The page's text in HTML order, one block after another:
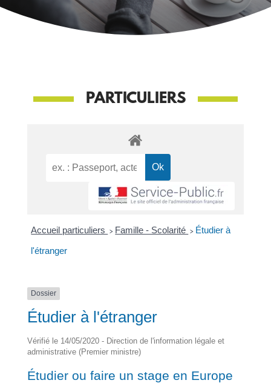
PARTICULIERS
Accueil particuliers > Famille - Scolarité > Étudier à
l'étranger
Dossier
Étudier à l'étranger
Vérifié le 14/05/2020 - Direction de l'information légale et
administrative (Premier ministre)
Étudier ou faire un stage en Europe